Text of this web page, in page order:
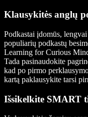
Klausykitės anglų
Podkastai įdomūs,
populiarių podkastų
Learning for Curious
Tada pasinaudokite
kad po pirmo
kartą paklausykite tarsi
Išsikelkite SMART